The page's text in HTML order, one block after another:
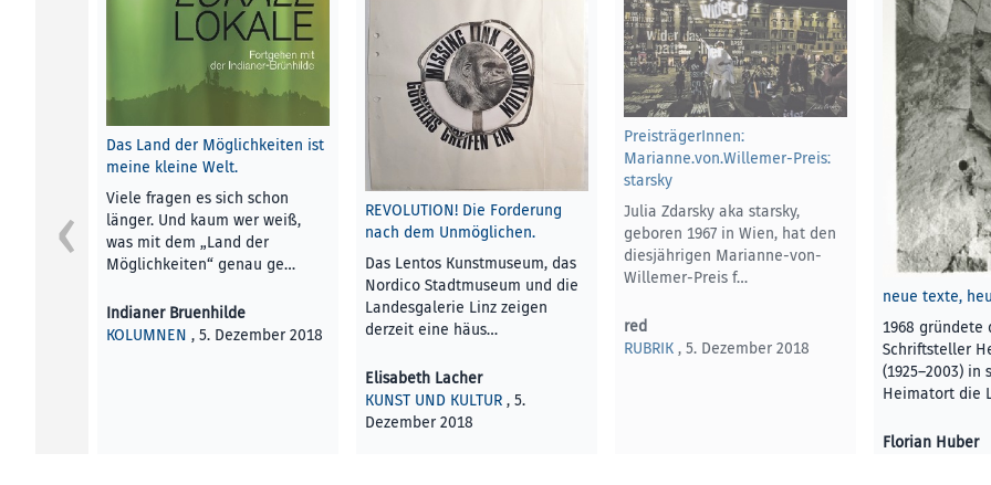
Das Land der Möglichkeiten ist
meine kleine Welt.
Viele fragen es sich schon
länger. Und kaum wer weiß,
was mit dem „Land der
Möglichkeiten“ genau ge…
Indianer Bruenhilde
KOLUMNEN , 5. Dezember 2018
REVOLUTION! Die Forderung
nach dem Unmöglichen.
Das Lentos Kunstmuseum, das
Nordico Stadtmuseum und die
Landesgalerie Linz zeigen
derzeit eine häus…
Elisabeth Lacher
KUNST UND KULTUR , 5.
Dezember 2018
PreisträgerInnen:
Marianne.von.Willemer-Preis:
starsky
Julia Zdarsky aka starsky,
geboren 1967 in Wien, hat den
diesjährigen Marianne-von-
Willemer-Preis f…
red
RUBRIK , 5. Dezember 2018
neue texte,
1968 gründete
Schriftsteller
(1925–2003) in
Heimatort die
Florian Huber